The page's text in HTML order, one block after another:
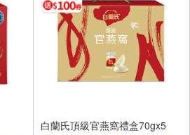
白蘭氏頂級官燕窩禮盒70gx5